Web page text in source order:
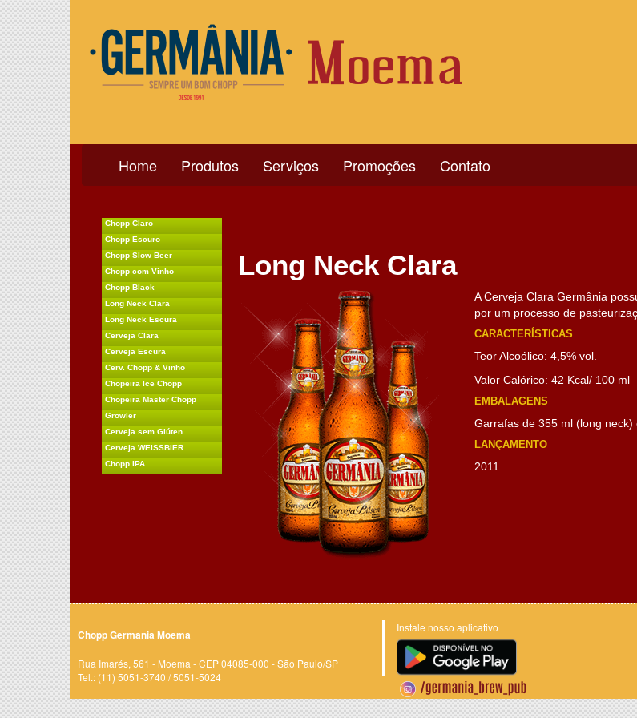
Home Produtos Serviços Promoções Contato
Chopp Claro
Chopp Escuro
Chopp Slow Beer
Chopp com Vinho
Chopp Black
Long Neck Clara
Long Neck Escura
Cerveja Clara
Cerveja Escura
Cerv. Chopp & Vinho
Chopeira Ice Chopp
Chopeira Master Chopp
Growler
Cerveja sem Glúten
Cerveja WEISSBIER
Chopp IPA
Long Neck Clara
A Cerveja Clara Germânia
por um processo de
CARACTERÍSTICAS
Teor Alcoólico: 4,5% vol.
Valor Calórico: 42 Kcal/ 100 ml
EMBALAGENS
Garrafas de 355 ml (long neck)
LANÇAMENTO
2011
Chopp Germania Moema
Rua Imarés, 561 - Moema - CEP 04085-000 - São Paulo/SP
Tel.: (11) 5051-3740 / 5051-5024
Instale nosso aplicativo